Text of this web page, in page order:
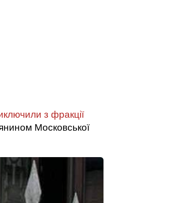
з фракції
Московської